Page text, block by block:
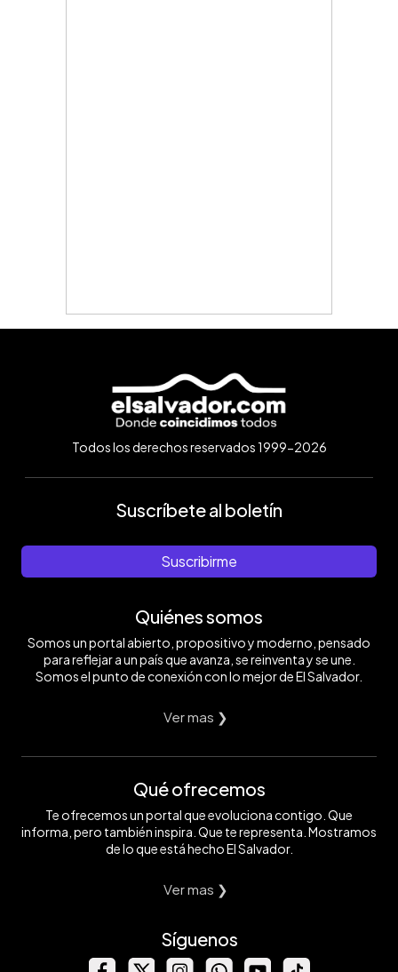
Todos los derechos reservados 1999-2026
Suscríbete al boletín
Suscribirme
Quiénes somos
Somos un portal abierto, propositivo y moderno, pensado
para reflejar a un país que avanza, se reinventa y se une.
Somos el punto de conexión con lo mejor de El Salvador.
Ver mas ❯
Qué ofrecemos
Te ofrecemos un portal que evoluciona contigo. Que
informa, pero también inspira. Que te representa. Mostramos
de lo que está hecho El Salvador.
Ver mas ❯
Síguenos